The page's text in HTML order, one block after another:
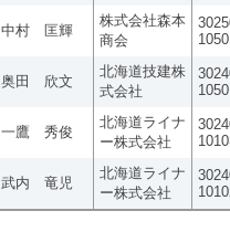
中村 匡輝
株式会社森本
商会
奥田 欣文
北海道技建株
式会社
一鷹 秀俊
北海道ライナ
ー株式会社
武内 竜児
北海道ライナ
ー株式会社